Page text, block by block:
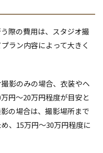
際の費用は、スタジオ撮
ラン内容によって大きく
影のみの場合、衣装やヘ
円～20万円程度が目安と
の場合は、撮影場所まで
、15万円～30万円程度に